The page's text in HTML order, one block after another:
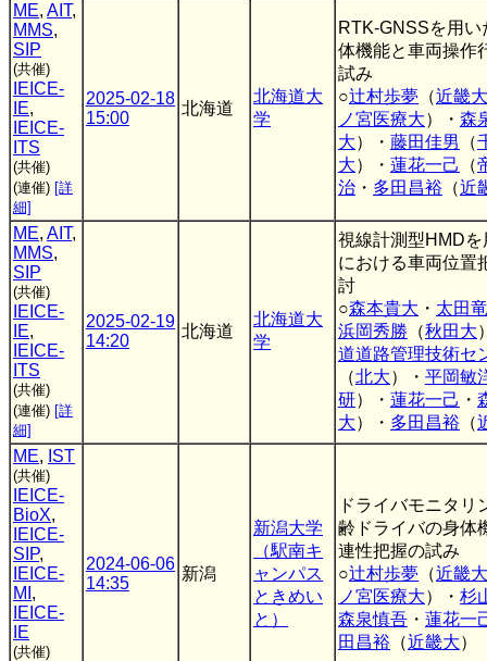
ME, AIT,
MMS,
SIP
(共催)
IEICE-
IE,
IEICE-
ITS
(共催)
(連催) [詳
細]
2025-02-18
15:00
北海道
北海道大
学
RTK-GNSSを用
体機能と車両操作
試み
○辻村歩夢 （近畿大
ノ宮医療大）・ 森
大）・ 藤田佳男 （
大）・ 蓮花一己 （
治 ・ 多田昌裕 （近
ME, AIT,
MMS,
SIP
(共催)
IEICE-
IE,
IEICE-
ITS
(共催)
(連催) [詳
細]
2025-02-19
14:20
北海道
北海道大
学
視線計測型HMD
における車両位置
討
○森本貴大 ・ 太田
浜岡秀勝 （秋田大
道道路管理技術セ
（北大）・ 平岡敏
研）・ 蓮花一己 ・
大）・ 多田昌裕 （
ME, IST
(共催)
IEICE-
BioX,
IEICE-
SIP,
IEICE-
MI ,
IEICE-
IE
(共催)
2024-06-06
14:35
新潟
新潟大学
（駅南キ
ャンパス
ときめい
と）
ドライバモニタリ
齢ドライバの身体
連性把握の試み
○辻村歩夢 （近畿大
ノ宮医療大）・ 杉
森泉慎吾 ・ 蓮花一
田昌裕 （近畿大）